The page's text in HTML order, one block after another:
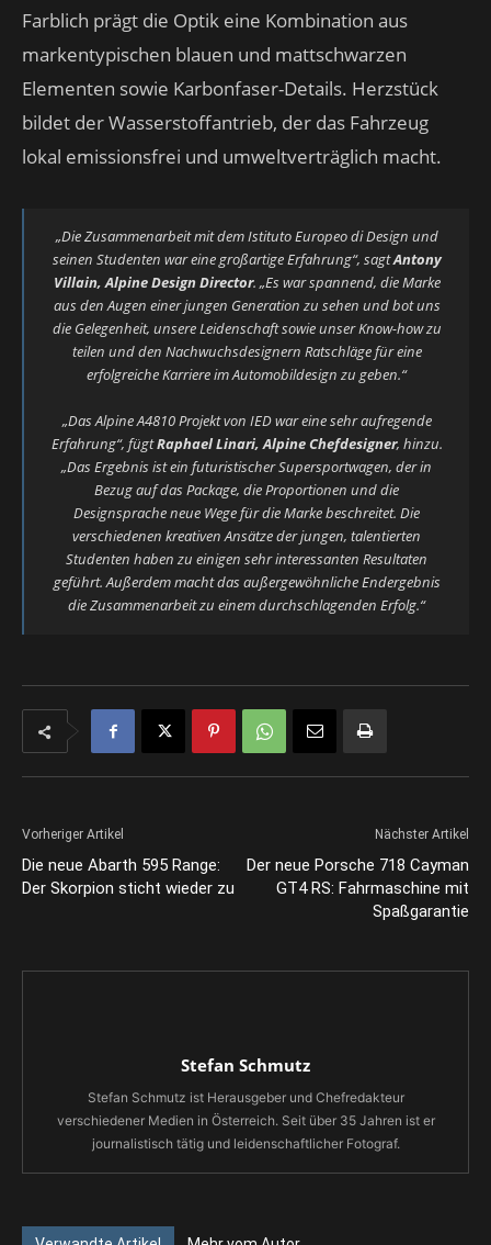
Farblich prägt die Optik eine Kombination aus
markentypischen blauen und mattschwarzen
Elementen sowie Karbonfaser-Details. Herzstück
bildet der Wasserstoffantrieb, der das Fahrzeug
lokal emissionsfrei und umweltverträglich macht.
„Die Zusammenarbeit mit dem Istituto Europeo di Design und
seinen Studenten war eine großartige Erfahrung“, sagtAntony
Villain, Alpine Design Director. „Es war spannend, die Marke
aus den Augen einer jungen Generation zu sehen und bot uns
die Gelegenheit, unsere Leidenschaft sowie unser Know-how zu
teilen und den Nachwuchsdesignern Ratschläge für eine
erfolgreiche Karriere im Automobildesign zu geben.“
„Das Alpine A4810 Projekt von IED war eine sehr aufregende
Erfahrung“, fügtRaphael Linari, Alpine Chefdesigner, hinzu.
„Das Ergebnis ist ein futuristischer Supersportwagen, der in
Bezug auf das Package, die Proportionen und die
Designsprache neue Wege für die Marke beschreitet. Die
verschiedenen kreativen Ansätze der jungen, talentierten
Studenten haben zu einigen sehr interessanten Resultaten
geführt. Außerdem macht das außergewöhnliche Endergebnis
die Zusammenarbeit zu einem durchschlagenden Erfolg.“
Vorheriger Artikel
Die neue Abarth 595 Range:
Der Skorpion sticht wieder zu
Nächster Artikel
Der neue Porsche 718 Cayman
GT4 RS: Fahrmaschine mit
Spaßgarantie
Stefan Schmutz
Stefan Schmutz ist Herausgeber und Chefredakteur
verschiedener Medien in Österreich. Seit über 35 Jahren ist er
journalistisch tätig und leidenschaftlicher Fotograf.